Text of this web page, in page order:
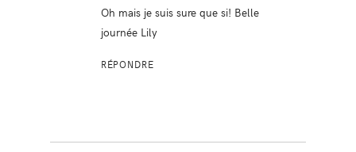
Oh mais je suis sure que si! Belle
journée Lily
RÉPONDRE